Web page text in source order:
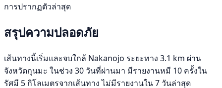
การปรากฏตัวล่าสุด
สรุปความปลอดภัย
เส้นทางนี้เริ่มและจบใกล้ Nakanojo ระยะทาง 3.1 km ผ่าน
จังหวัดกุนมะ ในช่วง 30 วันที่ผ่านมา มีรายงานหมี 10 ครั้งใน
รัศมี 5 กิโลเมตรจากเส้นทาง ไม่มีรายงานใน 7 วันล่าสุด